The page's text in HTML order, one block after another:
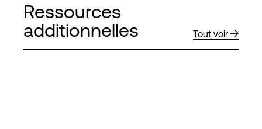
Ressources
additionnelles
Tout voir